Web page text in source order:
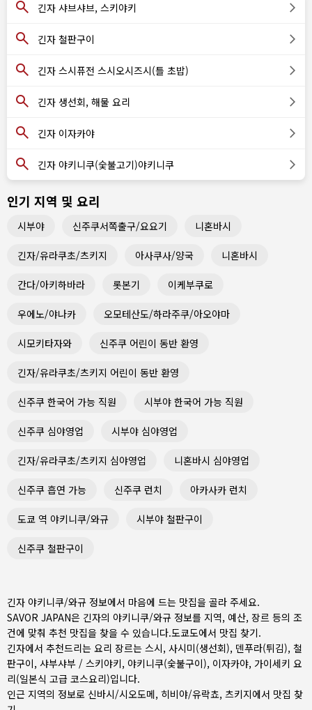
긴자 샤브샤브, 스키야키
긴자 철판구이
긴자 스시퓨전 스시오시즈시(틀 초밥)
긴자 생선회, 해물 요리
긴자 이자카야
긴자 야키니쿠(숯불고기)야키니쿠
인기 지역 및 요리
시부야 신주쿠서쪽출구/요요기 니혼바시
긴자/유라쿠초/츠키지 아사쿠사/양국 니혼바시
간다/아키하바라 롯본기 이케부쿠로
우에노/야나카 오모테산도/하라주쿠/아오야마
시모키타자와 신주쿠 어린이 동반 환영
긴자/유라쿠초/츠키지 어린이 동반 환영
신주쿠 한국어 가능 직원 시부야 한국어 가능 직원
신주쿠 심야영업 시부야 심야영업
긴자/유라쿠초/츠키지 심야영업 니혼바시 심야영업
신주쿠 흡연 가능 신주쿠 런치 아카사카 런치
도쿄 역 야키니쿠/와규 시부야 철판구이
신주쿠 철판구이
긴자 야키니쿠/와규 정보에서 마음에 드는 맛집을 골라 주세요.
SAVOR JAPAN은 긴자의 야키니쿠/와규 정보를 지역, 예산, 장르 등의 조
건에 맞춰 추천 맛집을 찾을 수 있습니다.도쿄도에서 맛집 찾기.
긴자에서 추천드리는 요리 장르는 스시, 사시미(생선회), 덴푸라(튀김), 철
판구이, 샤부샤부 / 스키야키, 야키니쿠(숯불구이), 이자카야, 가이세키 요
리(일본식 고급 코스요리)입니다.
인근 지역의 정보로 신바시/시오도메, 히비야/유락쵸, 츠키지에서 맛집 찾